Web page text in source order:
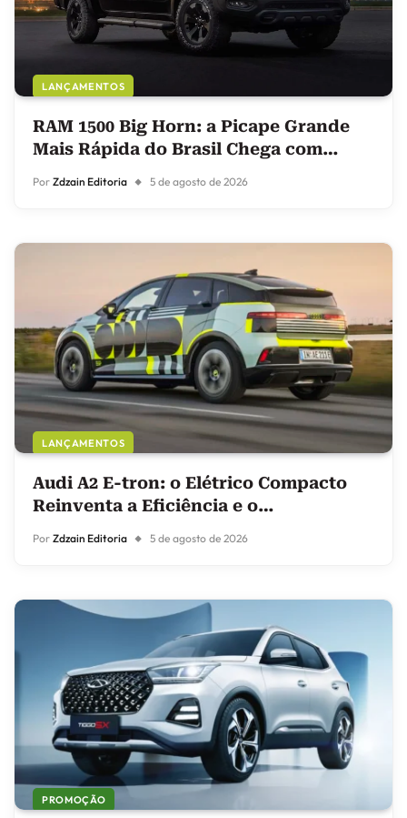
LANÇAMENTOS
RAM 1500 Big Horn: a Picape Grande
Mais Rápida do Brasil Chega com
Por Zdzain Editoria 5 de agosto de 2026
LANÇAMENTOS
Audi A2 E-tron: o Elétrico Compacto
Reinventa a Eficiência e o
Por Zdzain Editoria 5 de agosto de 2026
PROMOÇÃO